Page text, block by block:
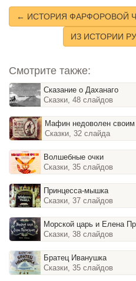
← ИСТОРИЯ ФАРФОРОВОЙ
ИЗ ИСТОРИИ
Смотрите также:
Сказание о Даханаго
Сказки, 48 слайдов
Мафин недоволен своим
Сказки, 32 слайда
Волшебные очки
Сказки, 35 слайдов
Принцесса-мышка
Сказки, 37 слайдов
Морской царь и Елена
Сказки, 38 слайдов
Братец Иванушка
Сказки, 35 слайдов